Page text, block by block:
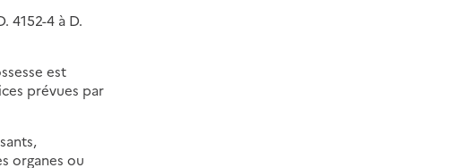
4152-4 à D.
est
prévues par
organes ou